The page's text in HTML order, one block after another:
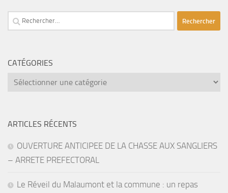
Rechercher :
CATÉGORIES
catégories
ARTICLES RÉCENTS
OUVERTURE ANTICIPEE DE LA CHASSE AUX SANGLIERS
– ARRETE PREFECTORAL
Le Réveil du Malaumont et la commune : un repas